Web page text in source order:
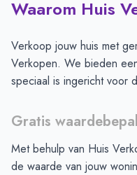
Waarom Huis
Verkoop jouw huis met
Verkopen. We bieden
speciaal is ingericht voor
Gratis
Met behulp van Huis
de waarde van jouw